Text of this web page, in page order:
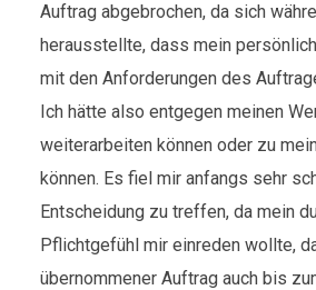
Auftrag abgebrochen, da sich
herausstellte, dass mein
mit den Anforderungen des
Ich hätte also entgegen meinen
weiterarbeiten können oder zu
können. Es fiel mir anfangs sehr
Entscheidung zu treffen, da mein
Pflichtgefühl mir einreden wollte,
übernommener Auftrag auch bis